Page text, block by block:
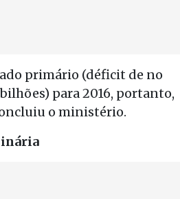
primário (déficit de no
para 2016, portanto,
o ministério.